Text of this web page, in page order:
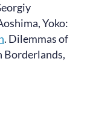
Yoko:
. Dilemmas of
Borderlands,